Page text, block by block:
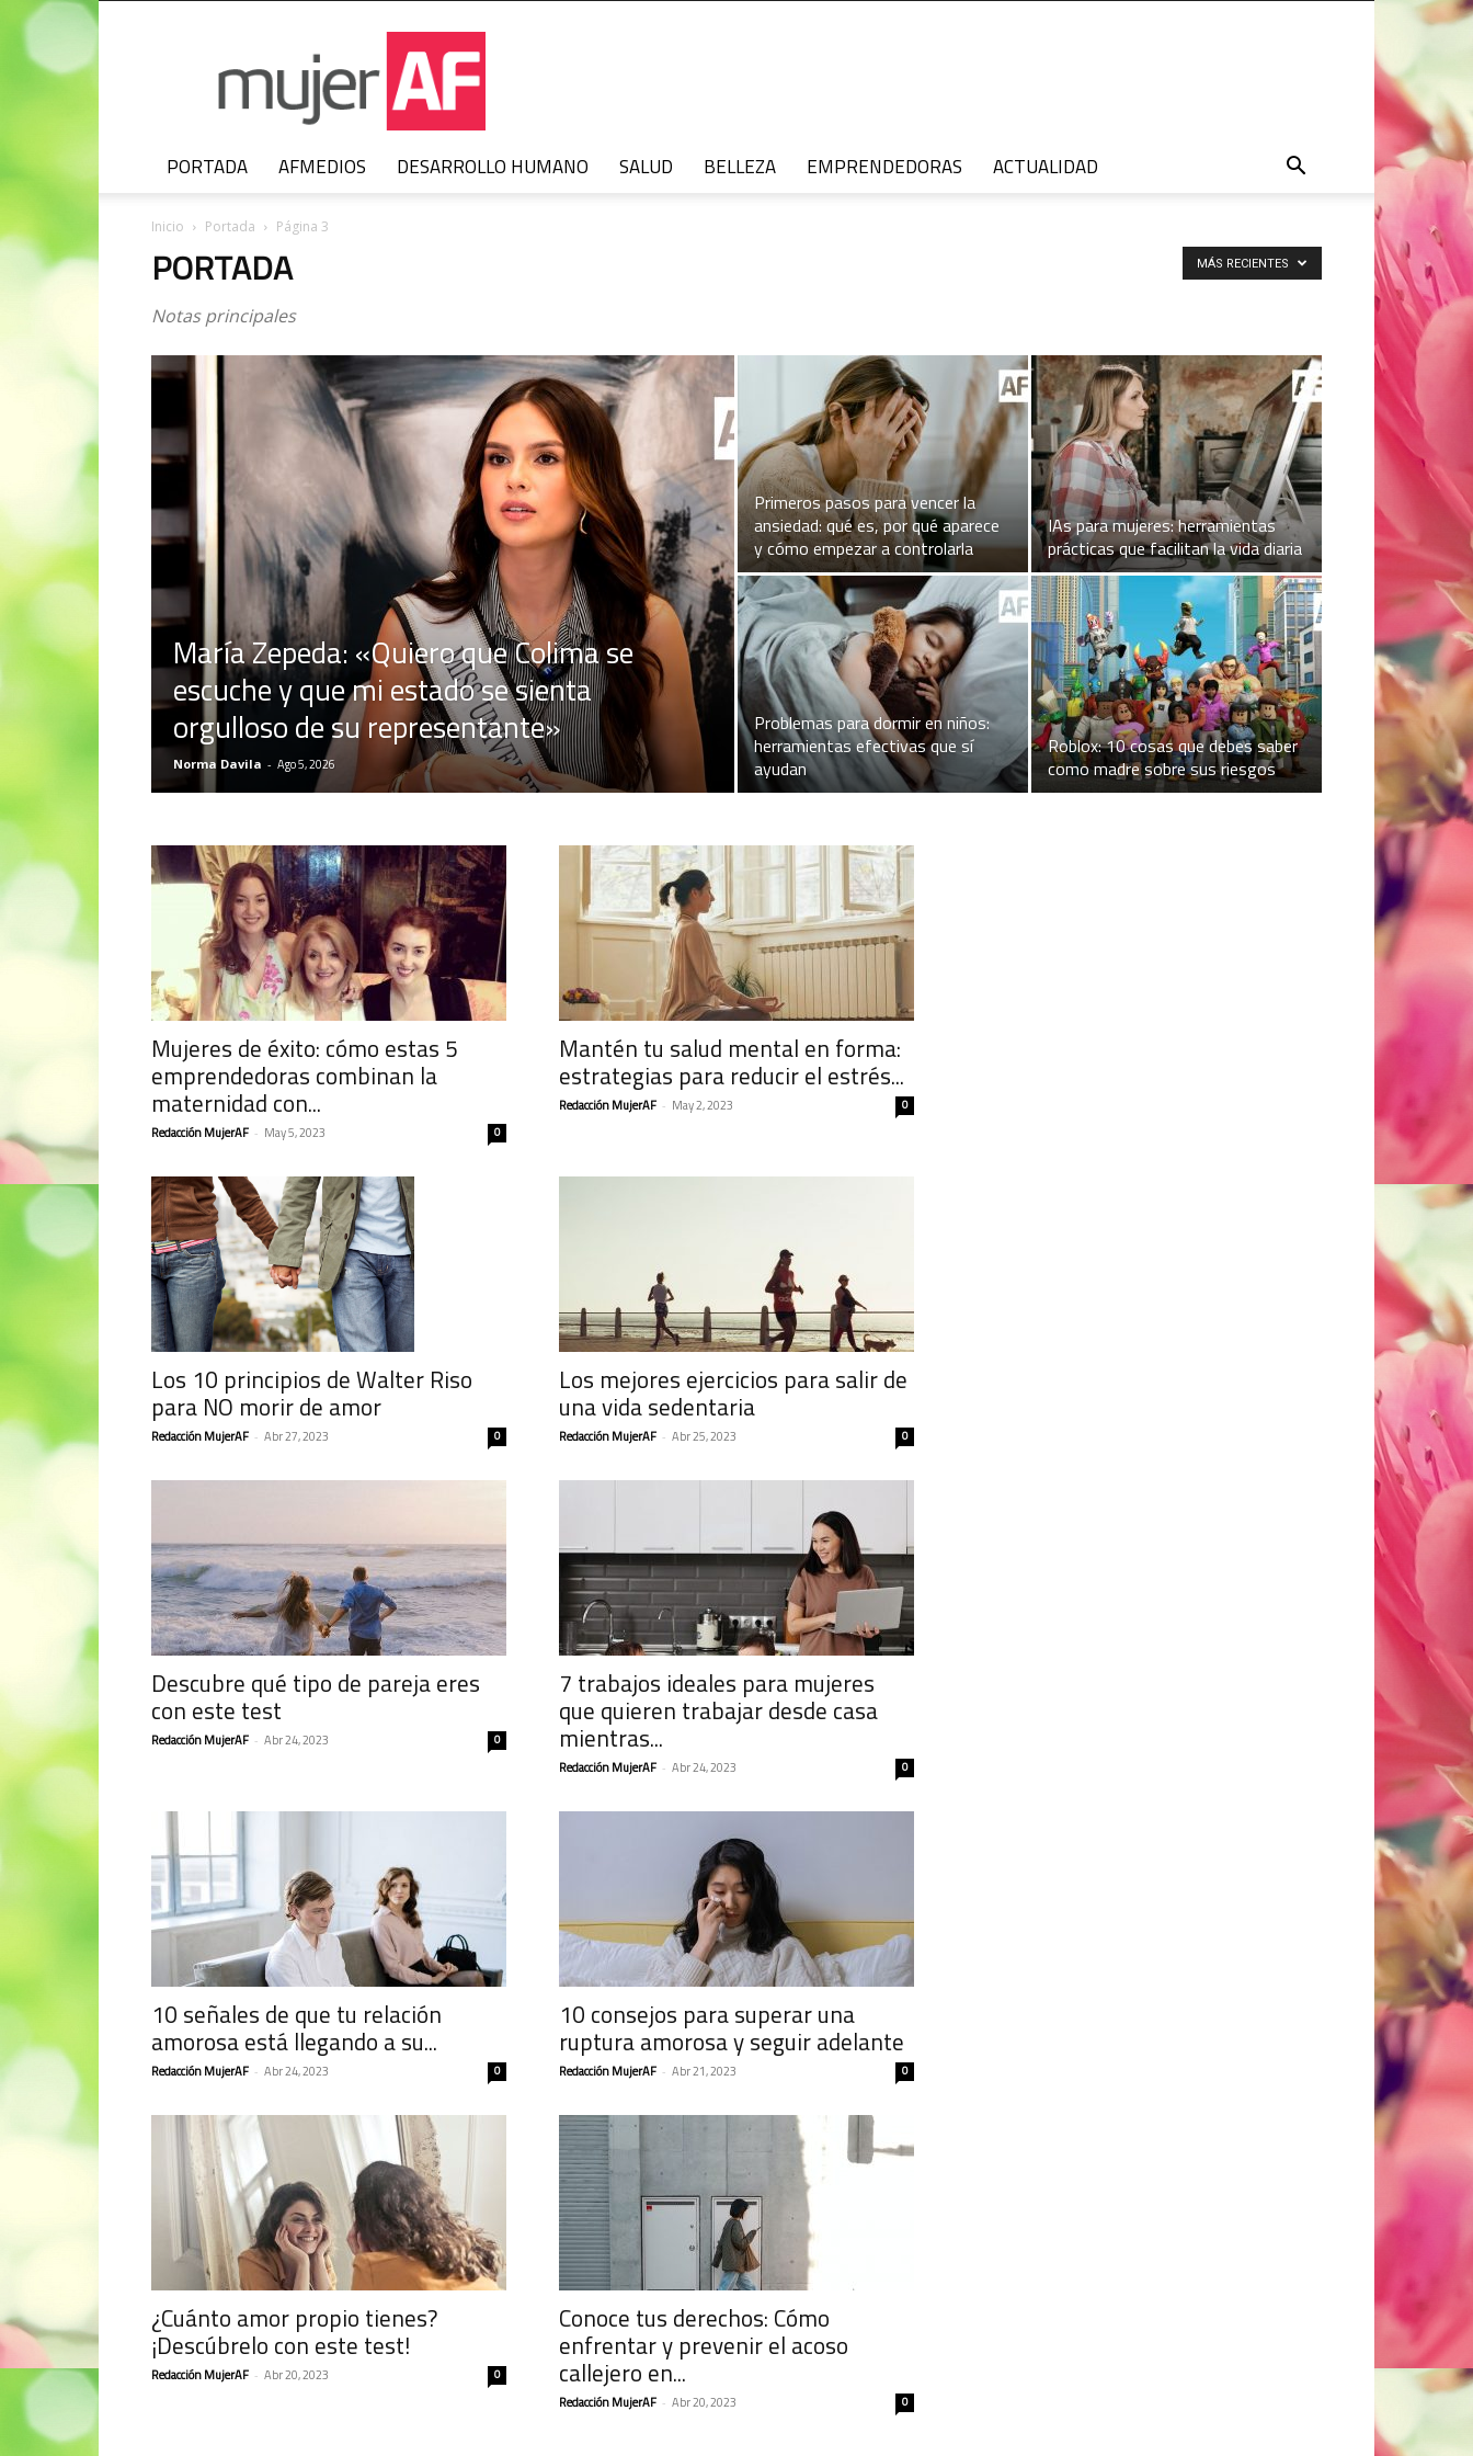
PORTADA AFMEDIOS DESARROLLO HUMANO SALUD BELLEZA EMPRENDEDORAS ACTUALIDAD
Inicio Portada Página 3
PORTADA
Notas principales
MÁS RECIENTES
María Zepeda: «Quiero que Colima se
escuche y que mi estado se sienta
orgulloso de su representante»
Norma Davila - Ago 5, 2026
Primeros pasos para vencer la
ansiedad: qué es, por qué aparece
y cómo empezar a controlarla
IAs para mujeres: herramientas
prácticas que facilitan la vida diaria
Problemas para dormir en niños:
herramientas efectivas que sí
ayudan
Roblox: 10 cosas que debes saber
como madre sobre sus riesgos
Mujeres de éxito: cómo estas 5
emprendedoras combinan la
maternidad con...
Redacción MujerAF - May 5, 2023 0
Mantén tu salud mental en forma:
estrategias para reducir el estrés...
Redacción MujerAF - May 2, 2023 0
Los 10 principios de Walter Riso
para NO morir de amor
Redacción MujerAF - Abr 27, 2023 0
Los mejores ejercicios para salir de
una vida sedentaria
Redacción MujerAF - Abr 25, 2023 0
Descubre qué tipo de pareja eres
con este test
Redacción MujerAF - Abr 24, 2023 0
7 trabajos ideales para mujeres
que quieren trabajar desde casa
mientras...
Redacción MujerAF - Abr 24, 2023 0
10 señales de que tu relación
amorosa está llegando a su...
Redacción MujerAF - Abr 24, 2023 0
10 consejos para superar una
ruptura amorosa y seguir adelante
Redacción MujerAF - Abr 21, 2023 0
¿Cuánto amor propio tienes?
¡Descúbrelo con este test!
Redacción MujerAF - Abr 20, 2023 0
Conoce tus derechos: Cómo
enfrentar y prevenir el acoso
callejero en...
Redacción MujerAF - Abr 20, 2023 0